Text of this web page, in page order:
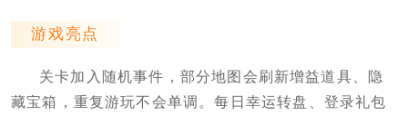
游戏亮点
关卡加入随机事件，部分地图会刷新增益道具、隐
藏宝箱，重复游玩不会单调。每日幸运转盘、登录礼包